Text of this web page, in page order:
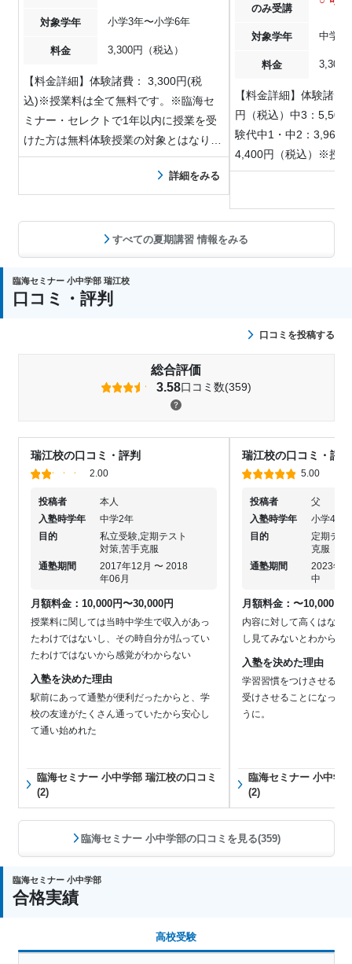
対象学年 小学3年〜小学6年
料金 3,300円（税込）
【料金詳細】体験諸費： 3,300円(税
込)※授業料は全て無料です。※臨海セ
ミナー・セレクトで1年以内に授業を受
けた方は無料体験授業の対象とはなり…
詳細をみる
のみ受講
対象学年 中学1
料金 3,300
【料金詳細】体験諸費
円（税込）中3：5,500
験代中1・中2：3,960
4,400円（税込）※授
すべての夏期講習 情報をみる
臨海セミナー 小中学部 瑞江校
口コミ・評判
口コミを投稿する
総合評価
3.58口コミ数(359)
瑞江校の口コミ・評判
2.00
投稿者
本人
入塾時学年
中学2年
目的
私立受験,定期テスト
対策,苦手克服
通塾期間
2017年12月 〜 2018
年06月
月額料金：10,000円〜30,000円
授業料に関しては当時中学生で収入があっ
たわけではないし、その時自分が払ってい
たわけではないから感覚がわからない
入塾を決めた理由
駅前にあって通塾が便利だったからと、学
校の友達がたくさん通っていたから安心し
て通い始めれた
臨海セミナー 小中学部 瑞江校の口コミ
(2)
瑞江校の口コミ・評判
5.00
投稿者
父
入塾時学年
小学4年
目的
定期テス
克服
通塾期間
2023年
中
月額料金：〜10,000円
内容に対して高くはない
し見てみないとわからな
入塾を決めた理由
学習習慣をつけさせる事
受けさせることになって
うに。
臨海セミナー 小中学
(2)
臨海セミナー 小中学部の口コミを見る(359)
臨海セミナー 小中学部
合格実績
高校受験